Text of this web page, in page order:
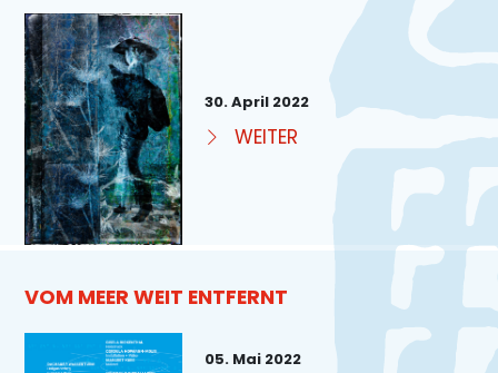
30. April 2022
WEITER
VOM MEER WEIT ENTFERNT
05. Mai 2022